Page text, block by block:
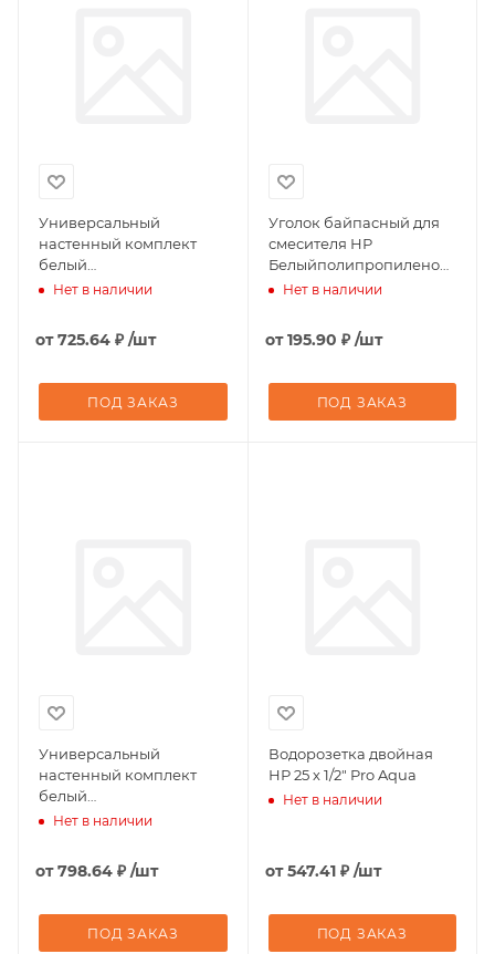
Универсальный
настенный комплект
белый
полипропиленовый 20 х
Нет в наличии
от725.64 ₽ /шт
ПОД ЗАКАЗ
Уголок байпасный для
смесителя НР
Белыйполипропиленовый
20 х 1/2" Pro Aqua
Нет в наличии
от195.90 ₽ /шт
ПОД ЗАКАЗ
Универсальный
настенный комплект
белый
полипропиленовый 25 х
Нет в наличии
от798.64 ₽ /шт
ПОД ЗАКАЗ
Водорозетка двойная
НР 25 х 1/2" Pro Aqua
Нет в наличии
от547.41 ₽ /шт
ПОД ЗАКАЗ